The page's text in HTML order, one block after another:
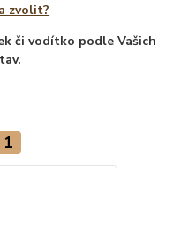
zvolit?
či vodítko podle Vašich
1